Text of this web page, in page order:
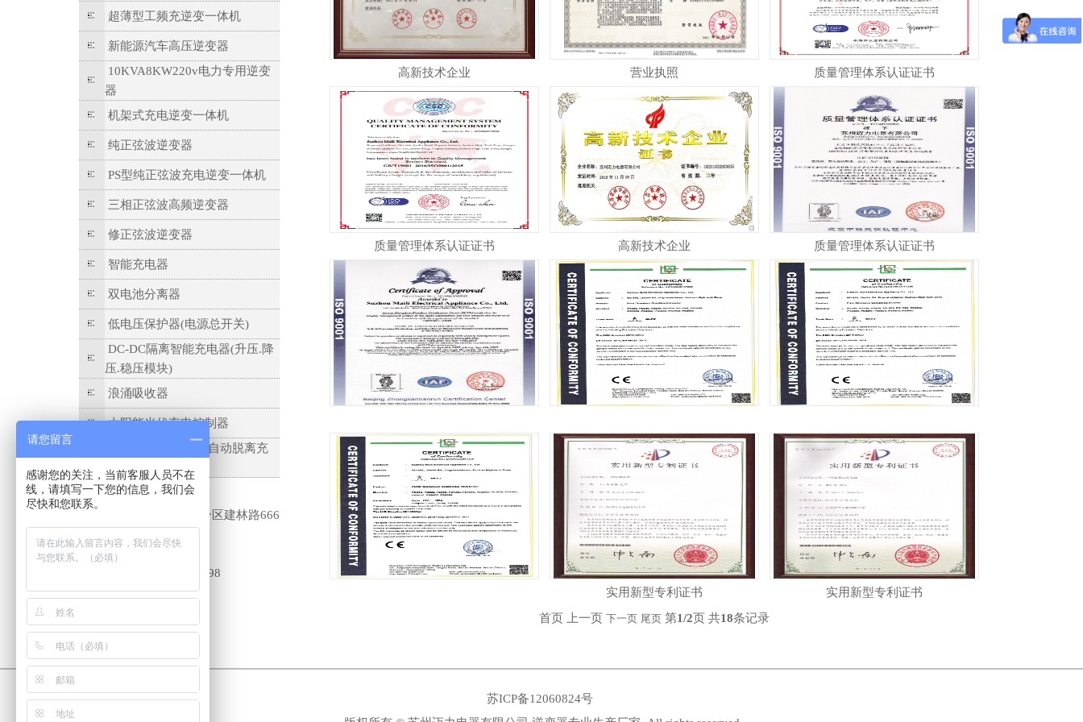
超薄型工频充逆变一体机
新能源汽车高压逆变器
10KVA8KW220v电力专用逆变
器
机架式充电逆变一体机
纯正弦波逆变器
PS型纯正弦波充电逆变一体机
三相正弦波高频逆变器
修正弦波逆变器
智能充电器
双电池分离器
低电压保护器(电源总开关)
DC-DC隔离智能充电器(升压.降
压.稳压模块)
浪涌吸收器
太阳能光伏充电控制器
自动脱离充电充气/自动脱离充
电逆变系统
苏州迈力电器有限公司
地址：苏州高新区浒关分区建林路666
联系人：朱先生
联系电话：0512-69206198
手机：18761911511
网址：www.gdeq.com
高新技术企业 营业执照 质量管理体系认证证书
质量管理体系认证证书 高新技术企业 质量管理体系认证证书
实用新型专利证书
实用新型专利证书
首页 上一页 下一页 尾页 第1/2页 共18条记录
苏ICP备12060824号
请您留言
感谢您的关注，当前客服人员不在
线，请填写一下您的信息，我们会
尽快和您联系。